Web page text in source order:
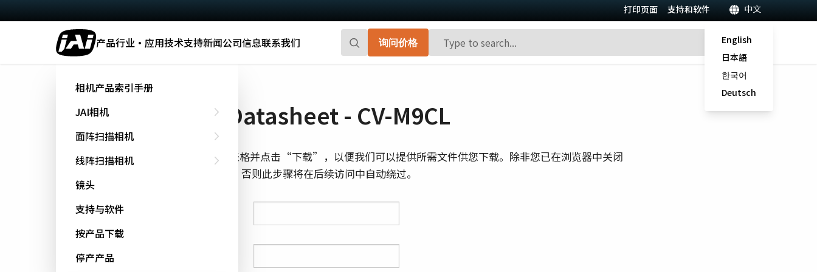
打印页面 支持和软件 中文
English
日本語
한국어
Deutsch
产品行业·应用技术支持新闻公司信息联系我们 询问价格
相机产品索引手册
JAI相机
面阵扫描相机
线阵扫描相机
镜头
支持与软件
按产品下载
停产产品
系统的CMOS区域扫描相机。
高帧率和前沿的传感器技术。
Spark系列
先进的面阵扫描相机，能够提供高分辨
率、高帧率和高图像质量。
Fusion系列
多传感器多光谱面阵扫描相机，具备适用
于专业成像应用的独特功能。
可订制搭载有两个或三个传感器的多光谱
3-CMOS棱镜式RGB面阵扫描相机，能够比
下载 Datasheet - CV-M9CL
填写下面的表格并点击“下载”，以便我们可以提供所需文件供您下载。除非您已在浏览器中关闭
cookie跟踪，否则此步骤将在后续访问中自动绕过。